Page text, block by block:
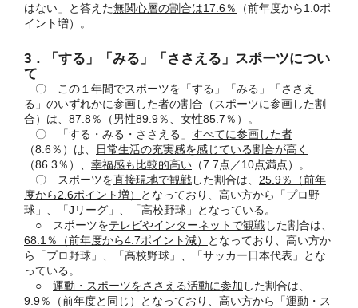
はない」と答えた無関心層の割合は17.6％
（前年度から1.0ポ
イント増）。
3．「する」「みる」「ささえる」スポーツについ
て
〇 この１年間でスポーツを「する」「みる」「ささえ
る」のいずれかに参画した者の割合（スポーツに参画した割
合）は、87.8％
（男性89.9％、女性85.7％）。
〇 「する・みる・ささえる」 すべてに参画した者
（8.6％）は、
日常生活の充実感を感じている割合が高く
（86.3％）、 幸福感も比較的高い （7.7点／10点満点）。
〇 スポーツを直接現地で観戦した割合は、 25.9％
（前年
度から2.6ポイント増）
となっており、高い方から「プロ野
球」、「Jリーグ」、「高校野球」となっている。
○ スポーツをテレビやインターネットで観戦した割合は、
68.1％（前年度から4.7ポイント減）
となっており、高い方か
ら「プロ野球」、「高校野球」、「サッカー日本代表」とな
っている。
○ 運動・スポーツをささえる活動に参加 した割合は、
9.9％（前年度と同じ）
となっており、高い方から「運動・ス